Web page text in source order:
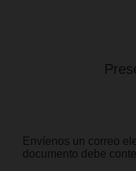
Envíenos un correo
documento debe